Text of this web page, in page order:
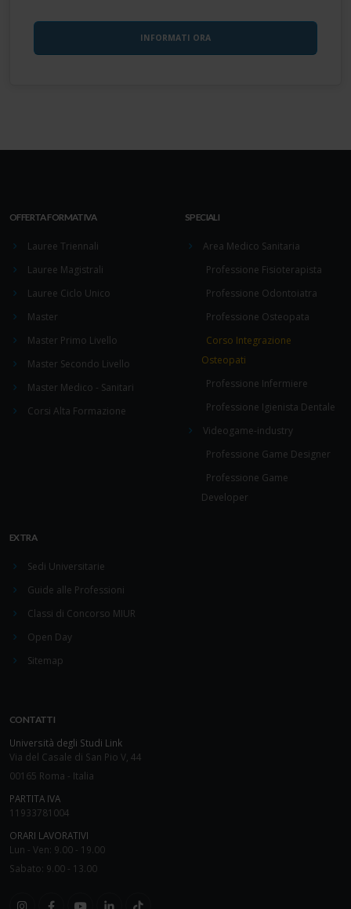
OFFERTA FORMATIVA
Lauree Triennali
Lauree Magistrali
Lauree Ciclo Unico
Master
Master Primo Livello
Master Secondo Livello
Master Medico - Sanitari
Corsi Alta Formazione
SPECIALI
Area Medico Sanitaria
Professione Fisioterapista
Professione Odontoiatra
Professione Osteopata
Corso Integrazione
Osteopati
Professione Infermiere
Professione Igienista Dentale
Videogame-industry
Professione Game Designer
Professione Game
Developer
EXTRA
Sedi Universitarie
Guide alle Professioni
Classi di Concorso MIUR
Open Day
Sitemap
CONTATTI
Università degli Studi Link
Via del Casale di San Pio V, 44
00165 Roma - Italia
PARTITA IVA
11933781004
ORARI LAVORATIVI
Lun - Ven: 9.00 - 19.00
Sabato: 9.00 - 13.00